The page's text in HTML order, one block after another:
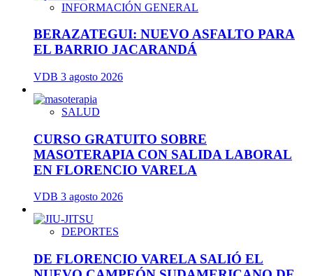
INFORMACIÓN GENERAL
BERAZATEGUI: NUEVO ASFALTO PARA
EL BARRIO JACARANDÁ
VDB 3 agosto 2026
SALUD
CURSO GRATUITO SOBRE
MASOTERAPIA CON SALIDA LABORAL
EN FLORENCIO VARELA
VDB 3 agosto 2026
DEPORTES
DE FLORENCIO VARELA SALIÓ EL